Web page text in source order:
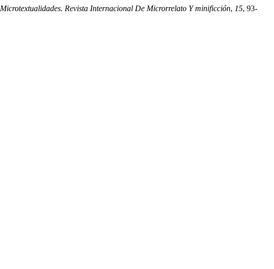
Microtextualidades. Revista Internacional De Microrrelato Y minificción, 15, 93-